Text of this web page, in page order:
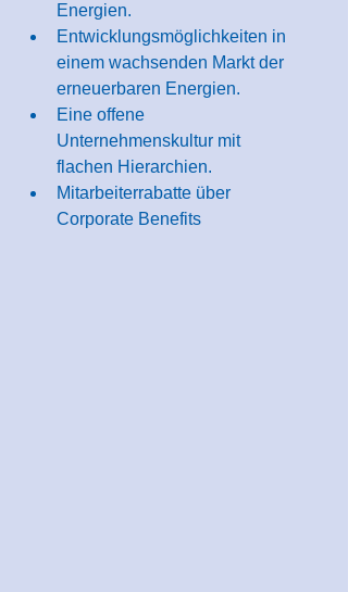
Energien.
Entwicklungsmöglichkeiten in
einem wachsenden Markt der
erneuerbaren Energien.
Eine offene
Unternehmenskultur mit
flachen Hierarchien.
Mitarbeiterrabatte über
Corporate Benefits